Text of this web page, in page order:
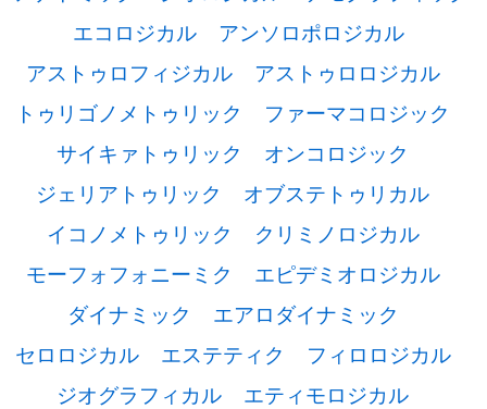
エコロジカル
アンソロポロジカル
アストゥロフィジカル
アストゥロロジカル
トゥリゴノメトゥリック
ファーマコロジック
サイキァトゥリック
オンコロジック
ジェリアトゥリック
オブステトゥリカル
イコノメトゥリック
クリミノロジカル
モーフォフォニーミク
エピデミオロジカル
ダイナミック
エアロダイナミック
セロロジカル
エステティク
フィロロジカル
ジオグラフィカル
エティモロジカル